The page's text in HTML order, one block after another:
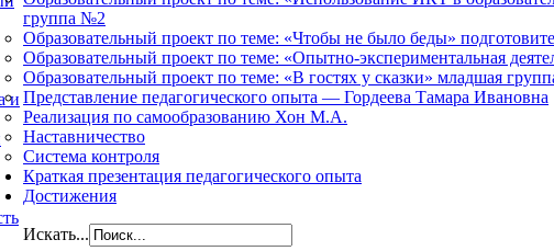
и
группа №2
Образовательный проект по теме: «Чтобы не было беды»
Образовательный проект по теме: «Опытно-экспериментальная
Образовательный проект по теме: «В гостях у сказки» младшая
Представление педагогического опыта — Гордеева Тамара Ивановна
Реализация по самообразованию Хон М.А.
Наставничество
Система контроля
Краткая презентация педагогического опыта
Достижения
Искать...